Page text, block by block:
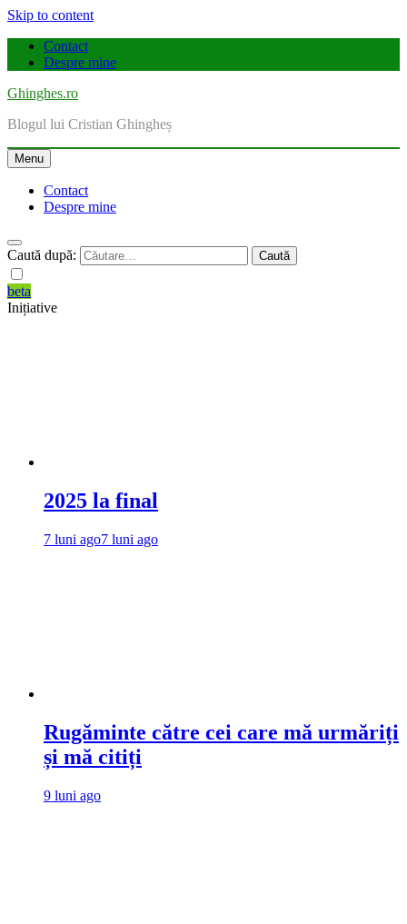
Skip to content
Contact
Despre mine
Ghinghes.ro
Blogul lui Cristian Ghingheș
Menu
Contact
Despre mine
Caută după:
beta
Inițiative
2025 la final
7 luni ago7 luni ago
Rugăminte către cei care mă urmăriți
și mă citiți
9 luni ago